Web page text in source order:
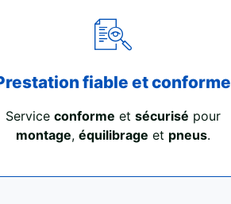
fiable et conforme
Service conforme et sécurisé pour
montage, équilibrage et pneus.